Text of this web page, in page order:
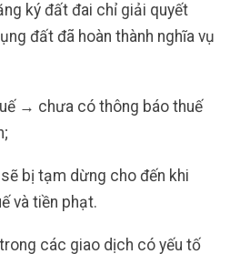
ký đất đai chỉ giải quyết
đất đã hoàn thành nghĩa vụ
→ chưa có thông báo thuế
bị tạm dừng cho đến khi
và tiền phạt.
các giao dịch có yếu tố